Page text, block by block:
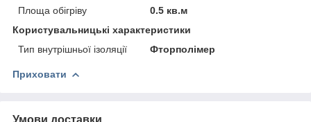
Площа обігріву
0.5 кв.м
Користувальницькі характеристики
Тип внутрішньої ізоляції
Фторполімер
Приховати
Умови доставки